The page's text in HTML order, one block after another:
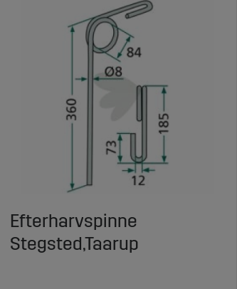
Efterharvspinne
Stegsted,Taarup